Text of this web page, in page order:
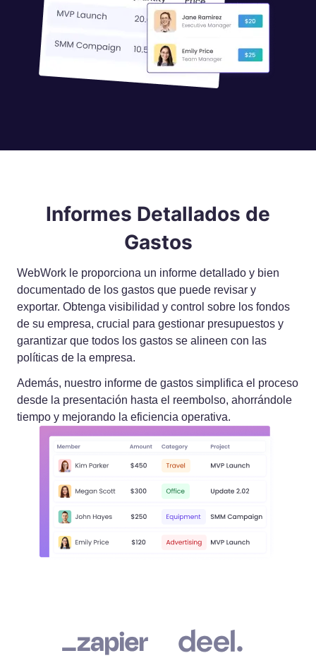
Informes Detallados de
Gastos
WebWork le proporciona un informe detallado y bien
documentado de los gastos que puede revisar y
exportar. Obtenga visibilidad y control sobre los fondos
de su empresa, crucial para gestionar presupuestos y
garantizar que todos los gastos se alineen con las
políticas de la empresa.
Además, nuestro informe de gastos simplifica el proceso
desde la presentación hasta el reembolso, ahorrándole
tiempo y mejorando la eficiencia operativa.